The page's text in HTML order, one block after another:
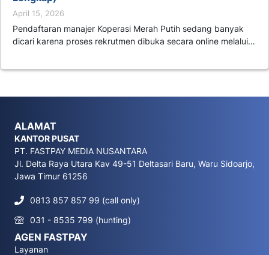
April 15, 2026
Pendaftaran manajer Koperasi Merah Putih sedang banyak
dicari karena proses rekrutmen dibuka secara online melalui…
ALAMAT
KANTOR PUSAT
PT. FASTPAY MEDIA NUSANTARA
Jl. Delta Raya Utara Kav 49-51 Deltasari Baru, Waru Sidoarjo,
Jawa Timur 61256
0813 857 857 99 (call only)
031 - 8535 799 (hunting)
AGEN FASTPAY
Layanan